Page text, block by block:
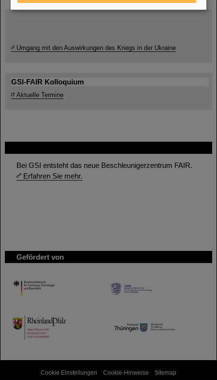
Bei GSI entsteht das neue Beschleunigerzentrum FAIR.
Erfahren Sie mehr.
Gefördert von
HMWK
TMWWDG
Umgang mit den Auswirkungen des Kriegs in der Ukraine
GSI-FAIR Kolloquium
Aktuelle Termine
Cookie Einstellungen Cookie-Hinweise Sitemap